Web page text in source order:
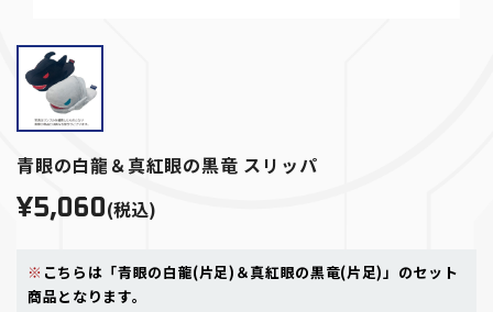
青眼の白龍＆真紅眼の黒竜 スリッパ
¥5,060(税込)
※ こちらは「青眼の白龍(片足)＆真紅眼の黒竜(片足)」のセット
商品となります。